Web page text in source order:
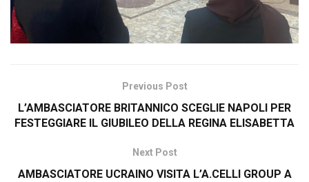
Previous Post
L’AMBASCIATORE BRITANNICO SCEGLIE NAPOLI PER
FESTEGGIARE IL GIUBILEO DELLA REGINA ELISABETTA
Next Post
AMBASCIATORE UCRAINO VISITA L’A.CELLI GROUP A